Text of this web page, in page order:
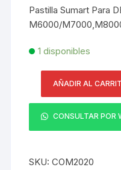
Pastilla Sumart Para
M6000/
1 disponibles
Pastilla
Sumart
Para
DEORE/SLX/XT/XTR
DBP-
AÑADIR AL
CONSULTAR POR
SKU:COM2020